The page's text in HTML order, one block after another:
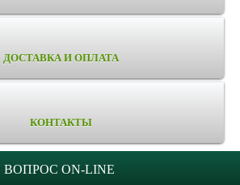
ДОСТАВКА И ОПЛАТА
КОНТАКТЫ
ВОПРОС ON-LINE